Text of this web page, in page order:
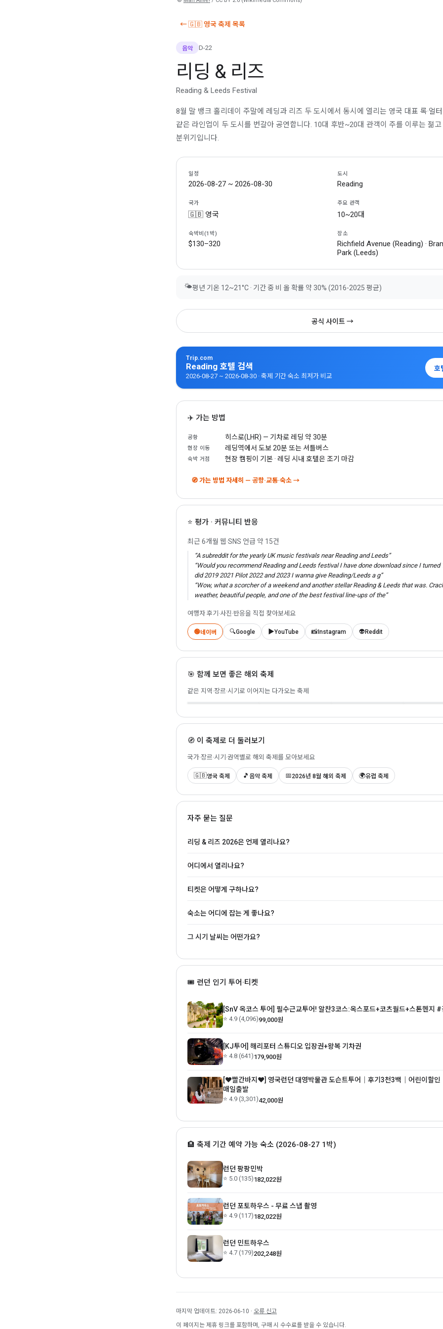
← 🇬🇧 영국 축제 목록
음악 D-22
리딩 & 리즈
Reading & Leeds Festival
8월 말 뱅크 홀리데이 주말에 레딩과 리즈 두 도시에서 동시에 열리는 영국 대표 록·얼
같은 라인업이 두 도시를 번갈아 공연합니다. 10대 후반~20대 관객이 주를 이루는 젊
분위기입니다.
일정
2026-08-27 ~ 2026-08-30
도시
Reading
국가
🇬🇧 영국
주요 관객
10~20대
숙박비(1박)
$130–320
장소
Richfield Avenue (Reading) ·
Park (Leeds)
🌤평년 기온 12~21°C · 기간 중 비 올 확률 약 30% (2016-2025 평균)
공식 사이트 →
Trip.com
Reading 호텔 검색
2026-08-27 ~ 2026-08-30 · 축제 기간 숙소 최저가 비교
호
✈️ 가는 방법
공항 히스로(LHR) — 기차로 레딩 약 30분
현장 이동 레딩역에서 도보 20분 또는 셔틀버스
숙박 거점 현장 캠핑이 기본 · 레딩 시내 호텔은 조기 마감
🧭 가는 방법 자세히 — 공항·교통·숙소 →
⭐ 평가 · 커뮤니티 반응
최근 6개월 웹·SNS 언급 약 15건
“A subreddit for the yearly UK music festivals near Reading and Leeds”
“Would you recommend Reading and Leeds festival I have done download since I turned
did 2019 2021 Pilot 2022 and 2023 I wanna give Reading/Leeds a g”
“Wow, what a scorcher of a weekend and another stellar Reading & Leeds that was.
weather, beautiful people, and one of the best festival line-ups of the”
여행자 후기·사진·반응을 직접 찾아보세요
🟢네이버 🔍Google ▶️YouTube 📸Instagram 👽Reddit
🎯 함께 보면 좋은 해외 축제
같은 지역·장르·시기로 이어지는 다가오는 축제
라 토마티나
🇪🇸 Buñol · 2026-08-26
록 앙 센
🇫🇷 Paris · 2026-08-26
🧭 이 축제로 더 둘러보기
국가·장르·시기·권역별로 해외 축제를 모아보세요
🇬🇧영국 축제 🎵 음악 축제 📅2026년 8월 해외 축제 🌍유럽 축제
자주 묻는 질문
리딩 & 리즈 2026은 언제 열리나요?
어디에서 열리나요?
티켓은 어떻게 구하나요?
숙소는 어디에 잡는 게 좋나요?
그 시기 날씨는 어떤가요?
🎟 런던 인기 투어·티켓
[SnV 옥코스 투어] 필수근교투어! 알찬3코스:옥스포드+코츠월드+스톤헨지
⭐ 4.9 (4,096)99,000원
[KJ투어] 해리포터 스튜디오 입장권+왕복 기차권
⭐ 4.8 (641)179,900원
[❤️빨간바지❤️] 영국런던 대영박물관 도슨트투어│후기3천3백│어린이할
매일출발
⭐ 4.9 (3,301)42,000원
🏨 축제 기간 예약 가능 숙소 (2026-08-27 1박)
런던 팡팡민박
⭐ 5.0 (135)182,022원
런던 포토하우스 - 무료 스냅 촬영
⭐ 4.9 (117)182,022원
런던 민트하우스
⭐ 4.7 (179)202,248원
마지막 업데이트: 2026-06-10 · 오류 신고
이 페이지는 제휴 링크를 포함하며, 구매 시 수수료를 받을 수 있습니다.